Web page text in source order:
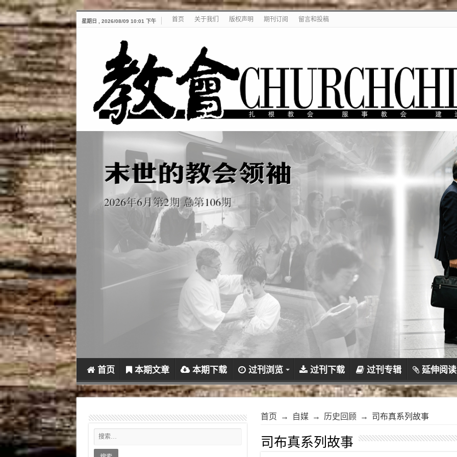
星期日 , 2026/08/09 10:01 下午 首页 关于我们 版权声明 期刊订阅 留言和投稿
首页 本期文章 本期下载 过刊浏览 过刊下载 过刊专辑 延伸阅读
首页 → 自媒 → 历史回顾 → 司布真系列故事
司布真系列故事